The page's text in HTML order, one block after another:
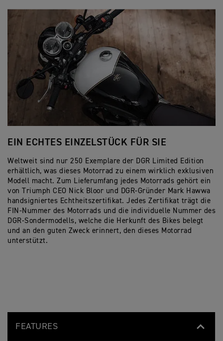
EIN ECHTES EINZELSTÜCK FÜR SIE
Weltweit sind nur 250 Exemplare der DGR Limited Edition
erhältlich, was dieses Motorrad zu einem wirklich exklusiven
Modell macht. Zum Lieferumfang jedes Motorrads gehört ein
von Triumph CEO Nick Bloor und DGR-Gründer Mark Hawwa
handsigniertes Echtheitszertifikat. Jedes Zertifikat trägt die
FIN-Nummer des Motorrads und die individuelle Nummer des
DGR-Sondermodells, welche die Herkunft des Bikes belegt
und an den guten Zweck erinnert, den dieses Motorrad
unterstützt.
FEATURES